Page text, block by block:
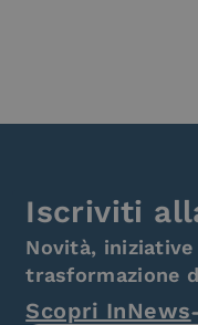
Iscriviti
Novità,
trasformazione
Scopri InNews